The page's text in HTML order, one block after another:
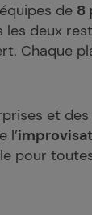
de 8
deux
Chaque
et
l’
pour